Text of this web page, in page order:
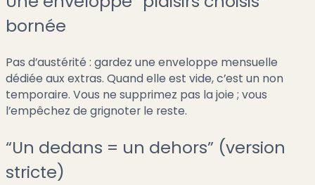
bornée
Pas d’austérité : gardez une enveloppe mensuelle
dédiée aux extras. Quand elle est vide, c’est un non
temporaire. Vous ne supprimez pas la joie ; vous
l’empêchez de grignoter le reste.
“Un dedans = un dehors” (version
stricte)